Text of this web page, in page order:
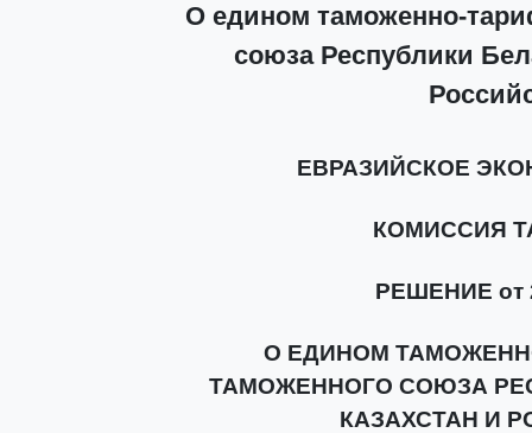
О едином таможенно-
союза Республики
ЕВРАЗИЙСКОЕ
КОМИССИЯ
РЕШЕНИЕ от
О ЕДИНОМ
ТАМОЖЕННОГО СОЮЗА
КАЗАХСТАН И